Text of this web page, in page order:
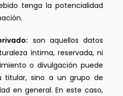
tenga la potencialidad
son aquellos datos
íntima, reservada, ni
o divulgación puede
titular, sino a un grupo de
en general. En este caso,